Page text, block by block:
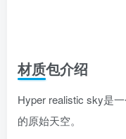
材质包介绍
Hyper realistic sky是
的原始天空。